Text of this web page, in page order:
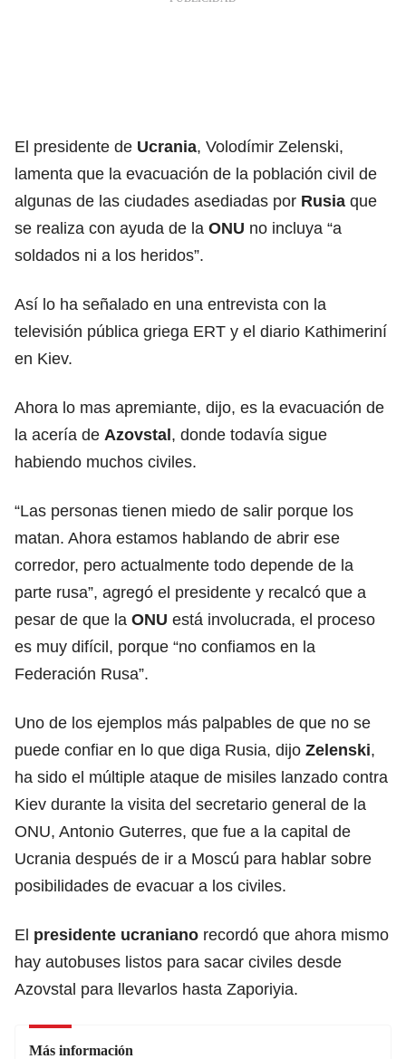
El presidente de Ucrania, Volodímir Zelenski,
lamenta que la evacuación de la población civil de
algunas de las ciudades asediadas por Rusia que
se realiza con ayuda de la ONU no incluya “a
soldados ni a los heridos”.
Así lo ha señalado en una entrevista con la
televisión pública griega ERT y el diario Kathimeriní
en Kiev.
Ahora lo mas apremiante, dijo, es la evacuación de
la acería de Azovstal, donde todavía sigue
habiendo muchos civiles.
“Las personas tienen miedo de salir porque los
matan. Ahora estamos hablando de abrir ese
corredor, pero actualmente todo depende de la
parte rusa”, agregó el presidente y recalcó que a
pesar de que la ONU está involucrada, el proceso
es muy difícil, porque “no confiamos en la
Federación Rusa”.
Uno de los ejemplos más palpables de que no se
puede confiar en lo que diga Rusia, dijo Zelenski,
ha sido el múltiple ataque de misiles lanzado contra
Kiev durante la visita del secretario general de la
ONU, Antonio Guterres, que fue a la capital de
Ucrania después de ir a Moscú para hablar sobre
posibilidades de evacuar a los civiles.
El presidente ucraniano recordó que ahora mismo
hay autobuses listos para sacar civiles desde
Azovstal para llevarlos hasta Zaporiyia.
Más información